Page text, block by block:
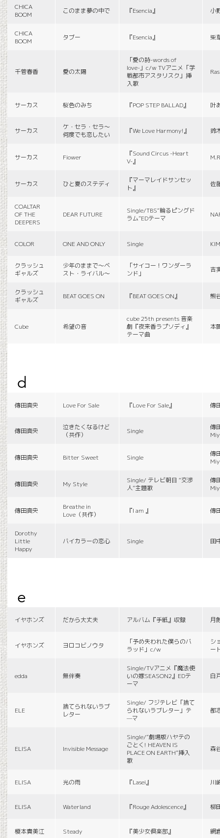
CHICA
BOOM
このまま夢の中で 『Esencia』 小
CHICA
BOOM
タブー 『Esencia』 柴
千菅春香 愛の太陽
「愛の詩-words of
love-」c/w TVアニメ「学
戦都市アスタリスク」挿
入歌
サーカス 桜色のみち 『POP STEP BALLAD』 叶
サーカス
ケ・セラ・セラ〜
何度でも恋したい
『We Love Harmony!』 鈴
サーカス Fiower
『Sound Circus -Heart
V-』
サーカス ひと夏のステディ
『マーマレイドサンセッ
ト』
佐
COALTAR
OF THE
DEEPERS
DEAR FUTURE
Single/TBS“輪るピングド
ラム”EDテーマ
COLOR ONE AND ONLY Single
クラッシュ
ギャルズ
少年のままで〜ベ
スト・ライバル〜
「サイコー！ワンダーラ
ンド」
吉
クラッシュ
ギャルズ
BEAT GOES ON 『BEAT GOES ON』 熊
Cube 希望の音
cube 25th presents 音楽
劇『夜来香ラプソディ』
テーマ曲
本
d
傳田真央 Love For Sale 『Love For Sale』 傳
傳田真央
泣きたくなるけど
（共作）
Single
傳
傳田真央 Bitter Sweet Single
傳
傳田真央 My Style
Single/ テレビ朝日 “交渉
人”主題歌
傳
傳田真央
Breathe in
Love（共作）
『I am 』 傳
Dorothy
Little
Happy
バイカラーの恋心 Single 田
e
イヤホンズ だから大丈夫 アルバム『手紙』収録 月
イヤホンズ ヨロコビノウタ
「予め失われた僕らのバ
ラッド」c/w
シ
ー
edda 無伴奏
Single/TVアニメ『魔法使
いの嫁SEASON2』EDテ
ーマ
白
ELE
捨てられないラブ
レター
Single/ フジテレビ「捨て
られないラブレター」テ
—マ
都
ELISA Invisible Message
Single/“劇場版ハヤテの
ごとく! HEAVEN IS
PLACE ON EARTH”挿入
歌
森
ELISA 光の雨 『Lasei』 川
ELISA Waterland 『Rouge Adolescence』 柳
榎本貴美江 Steady 『美少女倶楽部』 網